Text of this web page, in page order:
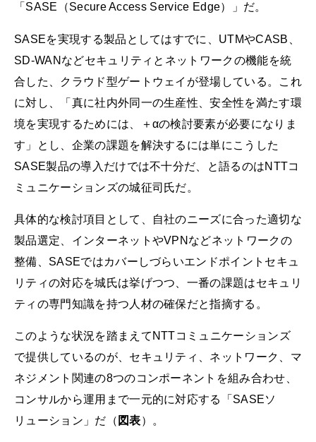
「SASE（Secure Access Service Edge）」だ。
SASEを実現する製品としてはすでに、UTMやCASB、
SD-WANなどセキュリティとネットワークの機能を統
合した、クラウド型ゲートウェイが登場している。これ
に対し、「真に社内外同一の生産性、安全性を満たす環
境を実現するためには、＋αの検討要素が必要になりま
す」とし、企業の課題を解決するには単にこうした
SASE製品の導入だけでは不十分だ、と語るのはNTTコ
ミュニケーションズの城征司氏だ。
具体的な検討項目として、自社のニーズに合った適切な
製品選定、インターネットやVPNなどネットワークの
整備、SASEではカバーしづらいエンドポイントセキュ
リティの対応を城氏は挙げつつ、一番の課題はセキュリ
ティの専門知識を持つ人材の確保だと指摘する。
このような状況を踏まえてNTTコミュニケーションズ
で提供しているのが、セキュリティ、ネットワーク、マ
ネジメント関連の8つのコンポーネントを組み合わせ、
コンサルから運用まで一元的に対応する「SASEソ
リューション」だ（ 図表）。